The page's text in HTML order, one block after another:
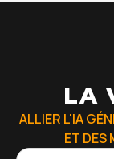
LA
ALLIER L'IA
ET DES